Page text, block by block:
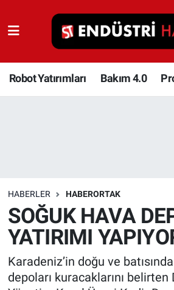
Robot Yatırımları Bakım 4.0
HABERLER HABERORTAK
SOĞUK HAVA
YATIRIMI
Karadeniz’in doğu ve
depoları kuracaklarını belirten
Robot Yatırımları
Bakım 4.0
Depolama Çözümleri
İnşaat ve Malzeme
HaberOrtak